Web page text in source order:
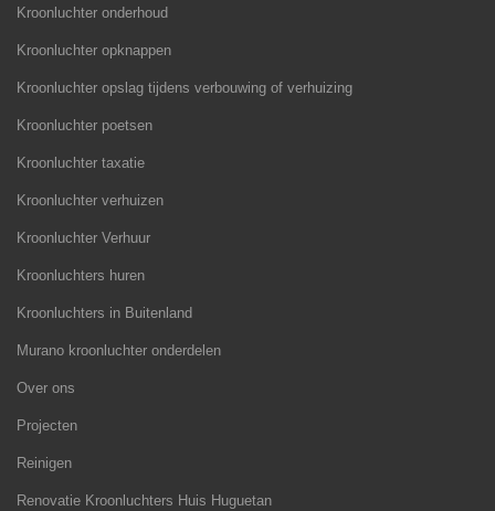
Kroonluchter onderhoud
Kroonluchter opknappen
Kroonluchter opslag tijdens verbouwing of verhuizing
Kroonluchter poetsen
Kroonluchter taxatie
Kroonluchter verhuizen
Kroonluchter Verhuur
Kroonluchters huren
Kroonluchters in Buitenland
Murano kroonluchter onderdelen
Over ons
Projecten
Reinigen
Renovatie Kroonluchters Huis Huguetan